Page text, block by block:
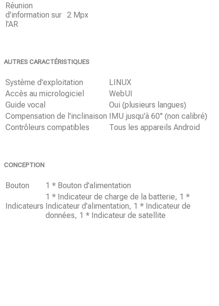
Réunion
d'information sur
l'AR
2 Mpx
AUTRES CARACTÉRISTIQUES
Système d'exploitation
LINUX
Accès au micrologiciel
WebUI
Guide vocal
Oui (plusieurs langues)
Compensation de l'inclinaison IMU jusqu'à 60° (non calibré)
Contrôleurs compatibles
Tous les appareils Android
CONCEPTION
Bouton 1 * Bouton d'alimentation
Indicateurs
1 * Indicateur de charge de la batterie, 1 *
Indicateur d'alimentation, 1 * Indicateur de
données, 1 * Indicateur de satellite